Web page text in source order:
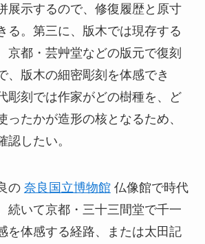
展示するので、修復履歴と原寸
る。第三に、版木では現存する
京都・芸艸堂などの版元で復刻
、版木の細密彫刻を体感でき
彫刻では作家がどの樹種を、ど
ったかが造形の核となるため、
認したい。
の 奈良国立博物館仏像館で時代
続いて京都・三十三間堂で千一
を体感する経路、または太田記